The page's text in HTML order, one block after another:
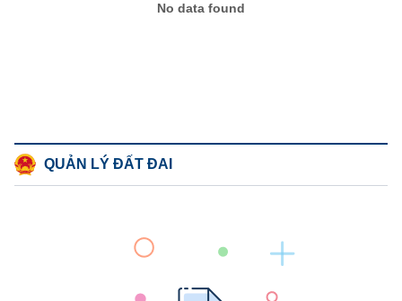
No data found
QUẢN LÝ ĐẤT ĐAI